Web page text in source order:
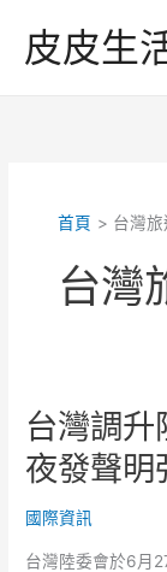
皮皮生
首頁 台灣旅
台灣
台灣調
夜發聲明
國際資訊
台灣陸委會於6月